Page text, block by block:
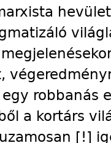
robbanás
a kortárs
[!]